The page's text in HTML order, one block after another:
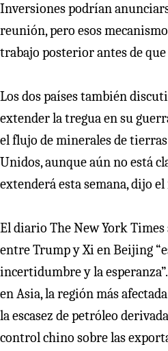
Inversiones podrían
reunión, pero esos
trabajo posterior antes de
Los dos países también
extender la tregua en su
el flujo de minerales de
Unidos, aunque aún no está
extenderá esta semana, dijo
El diario The New York
entre Trump y Xi en Beijing
incertidumbre y la
en Asia, la región más
la escasez de petróleo
control chino sobre las